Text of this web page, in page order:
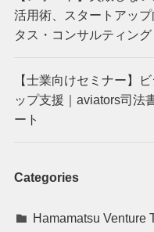
活用術、スタートアッ
タス・コンサルティン
【士業向けセミナー】
ップ支援｜aviators司法
ート
Categories
Hamamatsu Venture